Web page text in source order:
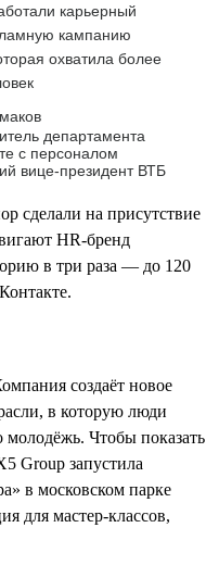
карьерный
кампанию
охватила более
департамента
с персоналом
вице-президент ВТБ
сделали на присутствие
HR-бренд
в три раза — до 120
создаёт новое
в которую люди
молодёжь. Чтобы показать
Group запустила
в московском парке
для мастер-классов,